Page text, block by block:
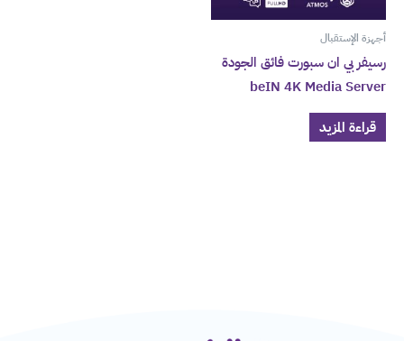
أجهزة الإستقبال
رسيفر بي ان سبورت فائق الجودة
beIN 4K Media Server
قراءة المزيد